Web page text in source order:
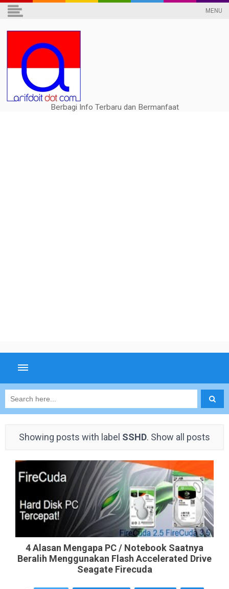
MENU
Berbagi Info Terbaru dan Bermanfaat
Showing posts with label SSHD. Show all posts
4 Alasan Mengapa PC / Notebook Saatnya
Beralih Menggunakan Flash Accelerated Drive
Seagate Firecuda